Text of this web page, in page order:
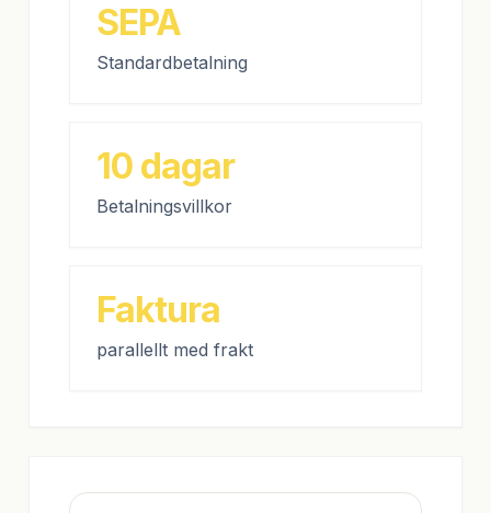
SEPA
Standardbetalning
10 dagar
Betalningsvillkor
Faktura
parallellt med frakt